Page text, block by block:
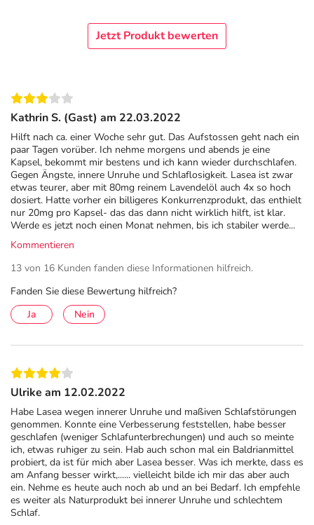
85%; raffiniertes Rapsöl; Sorbitol-Lösung 70% (nicht
kristallisierend) (Ph. Eur.), Trockensubstanz
Dr.Willmar Schwabe GmbH & Co.KG
Willmar-Schwabe-Str. 4
76227 Karlsruhe
Das PDF des Beipackzettelskönnen Sie sich oben
herunterladen.
Jetzt Produkt bewerten
Kathrin S. (Gast) am 22.03.2022
Hilft nach ca. einer Woche sehr gut. Das Aufstossen geht nach ein
paar Tagen vorüber. Ich nehme morgens und abends je eine
Kapsel, bekommt mir bestens und ich kann wieder durchschlafen.
Gegen Ängste, innere Unruhe und Schlaflosigkeit. Lasea ist zwar
etwas teurer, aber mit 80mg reinem Lavendelöl auch 4x so hoch
dosiert. Hatte vorher ein billigeres Konkurrenzprodukt, das enthielt
nur 20mg pro Kapsel- das das dann nicht wirklich hilft, ist klar.
Werde es jetzt noch einen Monat nehmen, bis ich stabiler werde...
Kommentieren
13 von 16 Kunden fanden diese Informationen hilfreich.
Fanden Sie diese Bewertung hilfreich?
Ja
Nein
Ulrike am 12.02.2022
Habe Lasea wegen innerer Unruhe und maßiven Schlafstörungen
genommen. Konnte eine Verbesserung feststellen, habe besser
geschlafen (weniger Schlafunterbrechungen) und auch so meinte
ich, etwas ruhiger zu sein. Hab auch schon mal ein Baldrianmittel
probiert, da ist für mich aber Lasea besser. Was ich merkte, dass es
am Anfang besser wirkt,...... vielleicht bilde ich mir das aber auch
ein. Nehme es heute auch noch ab und an bei Bedarf. Ich empfehle
es weiter als Naturprodukt bei innerer Unruhe und schlechtem
Schlaf.